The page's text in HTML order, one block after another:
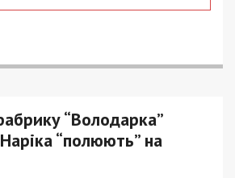
“Володарка”
“полюють” на